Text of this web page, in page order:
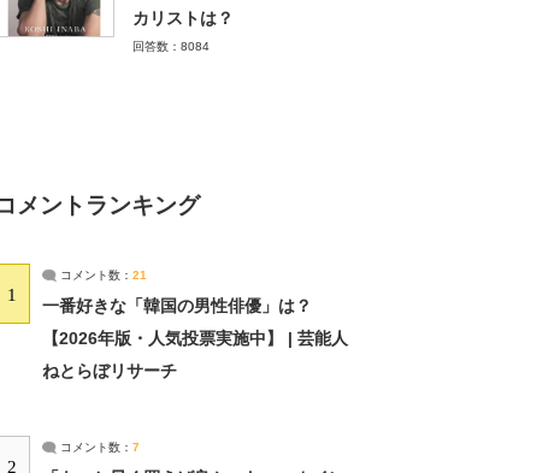
カリストは？
回答数：8084
メントランキング
1
コメント数： 21
一番好きな「韓国の男性俳優」は？
【2026年版・人気投票実施中】 | 芸能人
ねとらぼリサーチ
2
コメント数： 7